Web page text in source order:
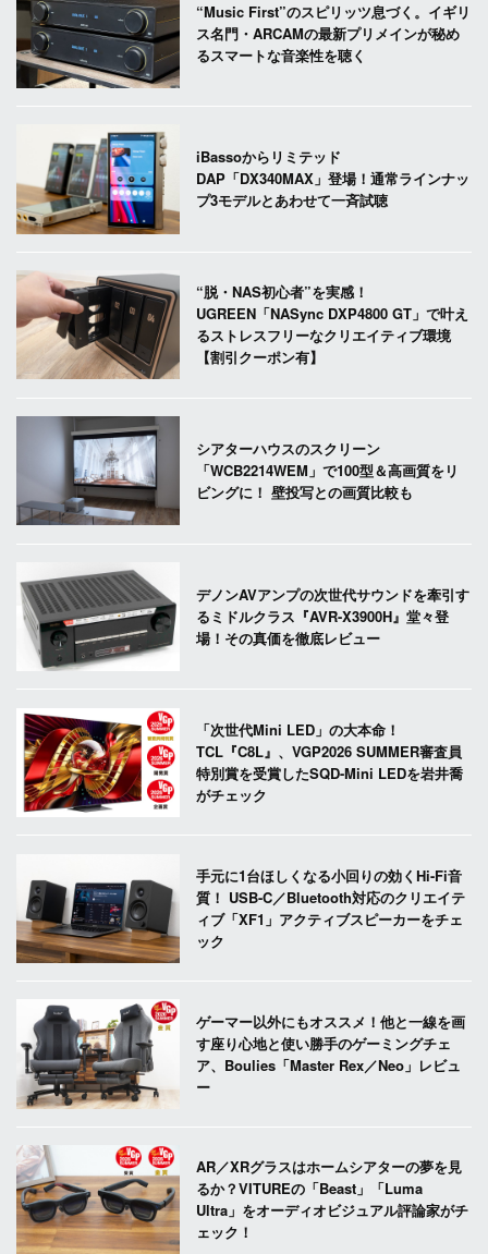
“Music First”のスピリッツ息づく。イギリ
ス名門・ARCAMの最新プリメインが秘め
るスマートな音楽性を聴く
iBassoからリミテッド
DAP「DX340MAX」登場！通常ラインナッ
プ3モデルとあわせて一斉試聴
“脱・NAS初心者”を実感！
UGREEN「NASync DXP4800 GT」で叶え
るストレスフリーなクリエイティブ環境
【割引クーポン有】
シアターハウスのスクリーン
「WCB2214WEM」で100型＆高画質をリ
ビングに！ 壁投写との画質比較も
デノンAVアンプの次世代サウンドを牽引す
るミドルクラス『AVR-X3900H』堂々登
場！その真価を徹底レビュー
「次世代Mini LED」の大本命！
TCL『C8L』、VGP2026 SUMMER審査員
特別賞を受賞したSQD-Mini LEDを岩井喬
がチェック
手元に1台ほしくなる小回りの効くHi-Fi音
質！ USB-C／Bluetooth対応のクリエイテ
ィブ「XF1」アクティブスピーカーをチェ
ック
ゲーマー以外にもオススメ！他と一線を画
す座り心地と使い勝手のゲーミングチェ
ア、Boulies「Master Rex／Neo」レビュ
ー
AR／XRグラスはホームシアターの夢を見
るか？VITUREの「Beast」「Luma
Ultra」をオーディオビジュアル評論家がチ
ェック！